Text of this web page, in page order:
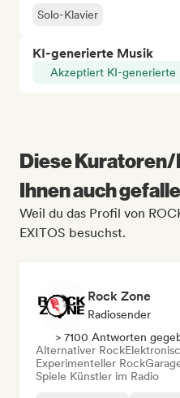
Solo-Klavier
KI-generierte Musik
Akzeptiert KI-generierte
Diese
Ihnen auch
Weil du das Profil von
EXITOS besuchst.
Rock Zone
Radiosender
> 7100 Antworten
Alternativer Rock
Experimenteller Rock
Spiele Künstler im Radio